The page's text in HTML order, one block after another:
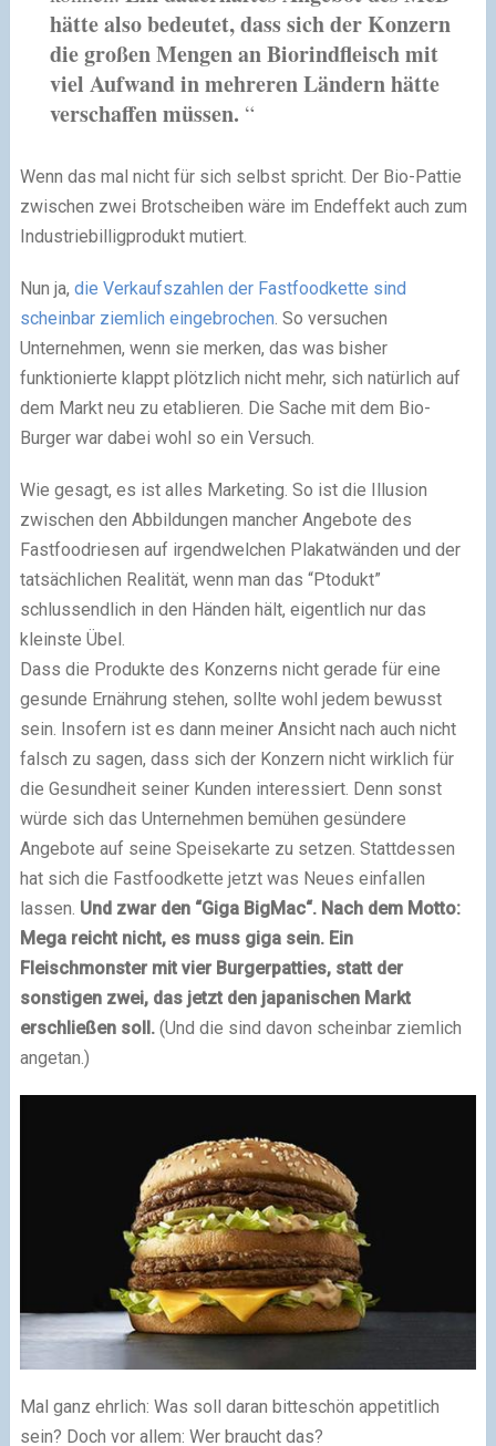
hätte also bedeutet, dass sich der Konzern
die großen Mengen an Biorindfleisch mit
viel Aufwand in mehreren Ländern hätte
verschaffen müssen. “
Wenn das mal nicht für sich selbst spricht. Der Bio-Pattie
zwischen zwei Brotscheiben wäre im Endeffekt auch zum
Industriebilligprodukt mutiert.
Nun ja, die Verkaufszahlen der Fastfoodkette sind
scheinbar ziemlich eingebrochen. So versuchen
Unternehmen, wenn sie merken, das was bisher
funktionierte klappt plötzlich nicht mehr, sich natürlich auf
dem Markt neu zu etablieren. Die Sache mit dem Bio-
Burger war dabei wohl so ein Versuch.
Wie gesagt, es ist alles Marketing. So ist die Illusion
zwischen den Abbildungen mancher Angebote des
Fastfoodriesen auf irgendwelchen Plakatwänden und der
tatsächlichen Realität, wenn man das “Ptodukt”
schlussendlich in den Händen hält, eigentlich nur das
kleinste Übel.
Dass die Produkte des Konzerns nicht gerade für eine
gesunde Ernährung stehen, sollte wohl jedem bewusst
sein. Insofern ist es dann meiner Ansicht nach auch nicht
falsch zu sagen, dass sich der Konzern nicht wirklich für
die Gesundheit seiner Kunden interessiert. Denn sonst
würde sich das Unternehmen bemühen gesündere
Angebote auf seine Speisekarte zu setzen. Stattdessen
hat sich die Fastfoodkette jetzt was Neues einfallen
lassen. Und zwar den “Giga BigMac“. Nach dem Motto:
Mega reicht nicht, es muss giga sein. Ein
Fleischmonster mit vier Burgerpatties, statt der
sonstigen zwei, das jetzt den japanischen Markt
erschließen soll. (Und die sind davon scheinbar ziemlich
angetan.)
Mal ganz ehrlich: Was soll daran bitteschön appetitlich
sein? Doch vor allem: Wer braucht das?